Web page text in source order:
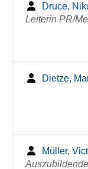
Druce,
Leiterin PR/
Dietze,
Müller,
Auszubildende